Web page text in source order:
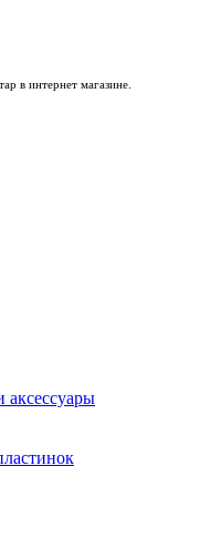
в интернет магазине